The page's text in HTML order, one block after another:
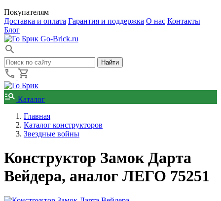
Покупателям
Доставка и оплата Гарантия и поддержка О нас Контакты
Блог
Go-Brick.ru
Каталог
Главная
Каталог конструкторов
Звездные войны
Конструктор Замок Дарта
Вейдера, аналог ЛЕГО 75251